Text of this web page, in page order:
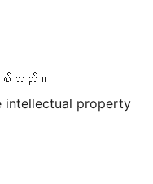
ြစ်သည်။
intellectual property